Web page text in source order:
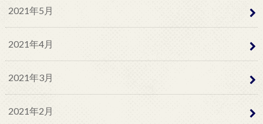
2021年5月
2021年4月
2021年3月
2021年2月